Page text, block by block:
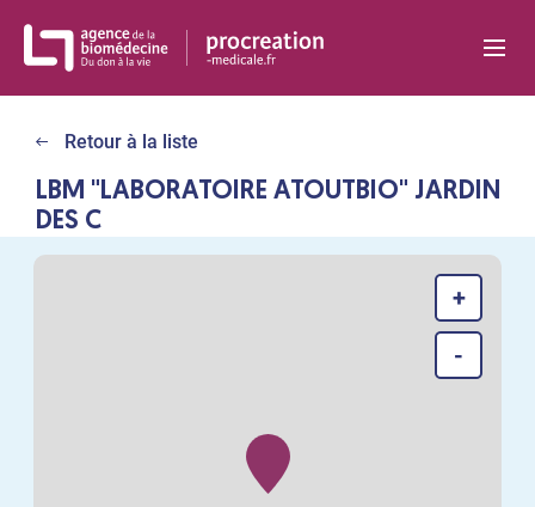
Retour à la liste
LBM "LABORATOIRE ATOUTBIO" JARDIN
DES C
+
-